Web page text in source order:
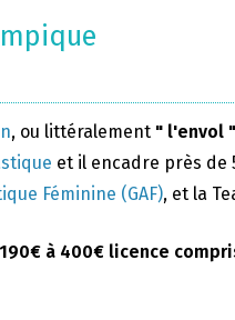
, ou littéralement " l'envol "
et il encadre près de
Féminine (GAF), et la
à 400€ licence